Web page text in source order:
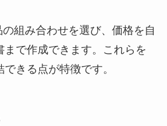
組み合わせを選び、価格を自
まで作成できます。これらを
きる点が特徴です。